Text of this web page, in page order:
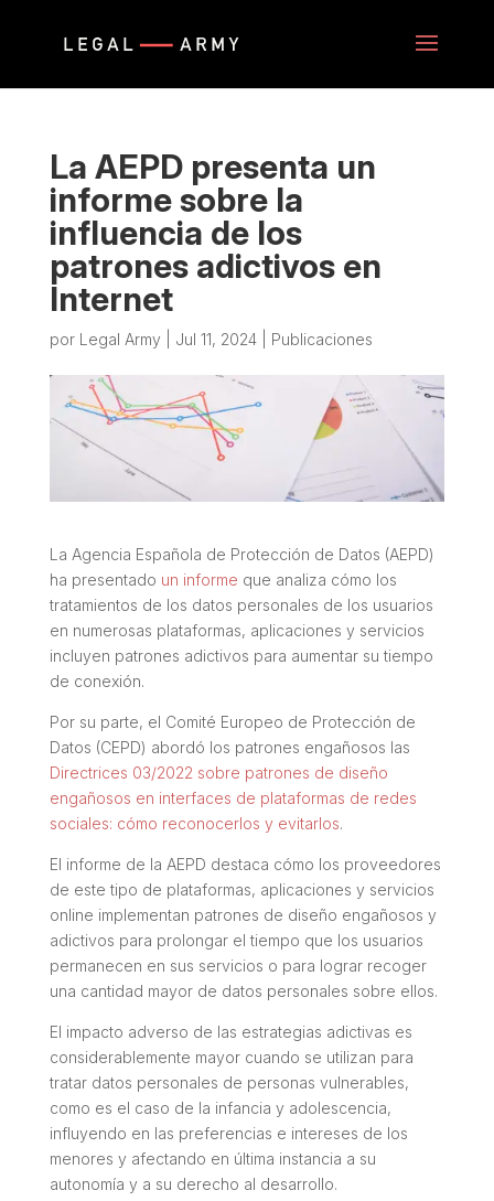
La AEPD presenta un
informe sobre la
influencia de los
patrones adictivos en
Internet
por Legal Army Jul 11, 2024| Publicaciones
La Agencia Española de Protección de Datos (AEPD)
ha presentado un informe que analiza cómo los
tratamientos de los datos personales de los usuarios
en numerosas plataformas, aplicaciones y servicios
incluyen patrones adictivos para aumentar su tiempo
de conexión.
Por su parte, el Comité Europeo de Protección de
Datos (CEPD) abordó los patrones engañosos las
Directrices 03/2022 sobre patrones de diseño
engañosos en interfaces de plataformas de redes
sociales: cómo reconocerlos y evitarlos.
El informe de la AEPD destaca cómo los proveedores
de este tipo de plataformas, aplicaciones y servicios
online implementan patrones de diseño engañosos y
adictivos para prolongar el tiempo que los usuarios
permanecen en sus servicios o para lograr recoger
una cantidad mayor de datos personales sobre ellos.
El impacto adverso de las estrategias adictivas es
considerablemente mayor cuando se utilizan para
tratar datos personales de personas vulnerables,
como es el caso de la infancia y adolescencia,
influyendo en las preferencias e intereses de los
menores y afectando en última instancia a su
autonomía y a su derecho al desarrollo.